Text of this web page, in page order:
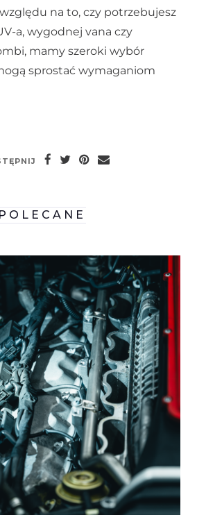
na to, czy potrzebujesz
a, wygodnej vana czy
mamy szeroki wybór
sprostać wymaganiom
POLECANE